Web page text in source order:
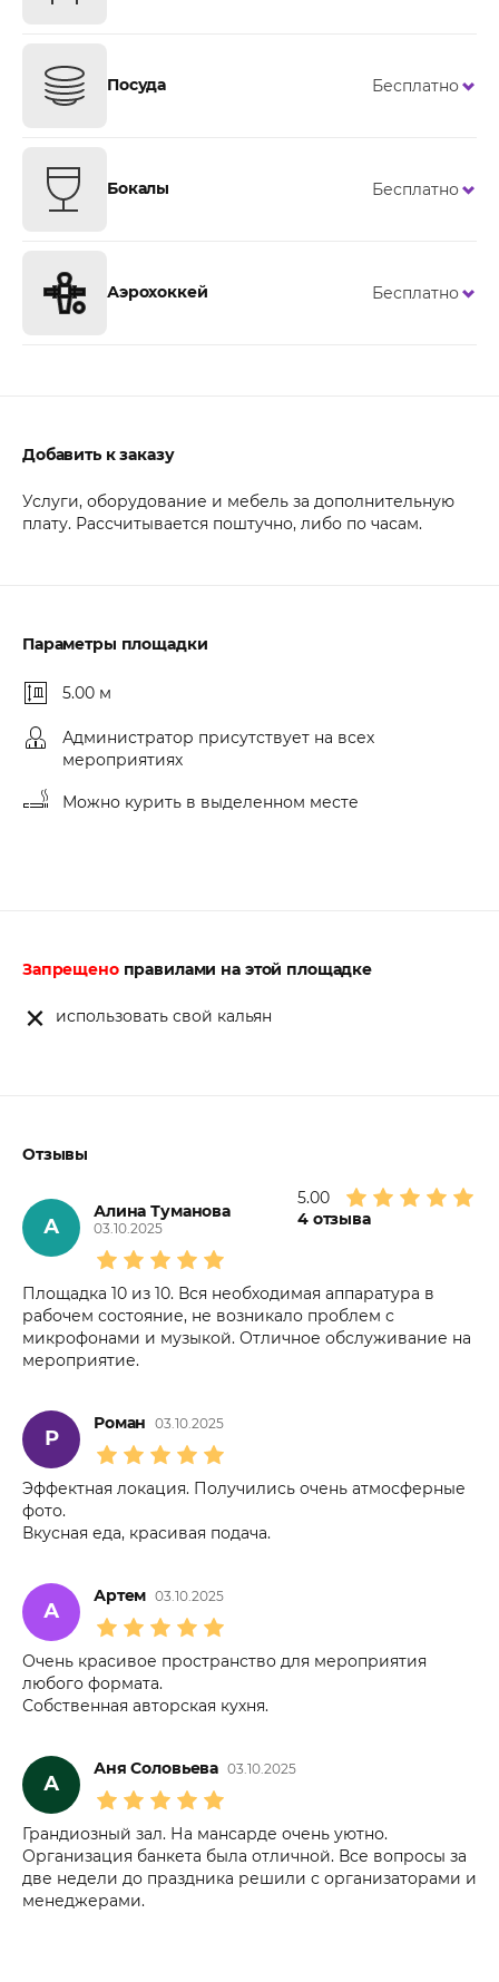
Посуда Бесплатно
Бокалы Бесплатно
Аэрохоккей Бесплатно
Добавить к заказу
Услуги, оборудование и мебель за дополнительную
плату. Рассчитывается поштучно, либо по часам.
Параметры площадки
5.00 м
Администратор присутствует на всех
мероприятиях
Можно курить в выделенном месте
Запрещеноправилами на этой площадке
использовать свой кальян
Отзывы
5.00
4отзыва
А
Алина Туманова
03.10.2025
Площадка 10 из 10. Вся необходимая аппаратура в
рабочем состояние, не возникало проблем с
микрофонами и музыкой. Отличное обслуживание на
мероприятие.
Р
Роман 03.10.2025
Эффектная локация. Получились очень атмосферные
фото.
Вкусная еда, красивая подача.
А
Артем 03.10.2025
Очень красивое пространство для мероприятия
любого формата.
Собственная авторская кухня.
А
Аня Соловьева 03.10.2025
Грандиозный зал. На мансарде очень уютно.
Организация банкета была отличной. Все вопросы за
две недели до праздника решили с организаторами и
менеджерами.